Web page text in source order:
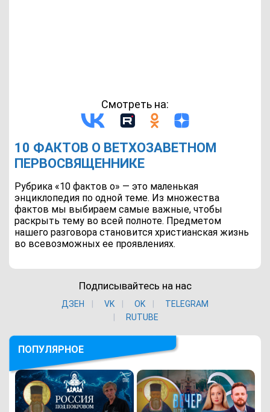
Смотреть на:
10 ФАКТОВ О ВЕТХОЗАВЕТНОМ
ПЕРВОСВЯЩЕННИКЕ
Рубрика «10 фактов о» — это маленькая
энциклопедия по одной теме. Из множества
фактов мы выбираем самые важные, чтобы
раскрыть тему во всей полноте. Предметом
нашего разговора становится христианская жизнь
во всевозможных ее проявлениях.
Подписывайтесь на нас
ДЗЕН VK ОK
TELEGRAM
RUTUBE
ПОПУЛЯРНОЕ